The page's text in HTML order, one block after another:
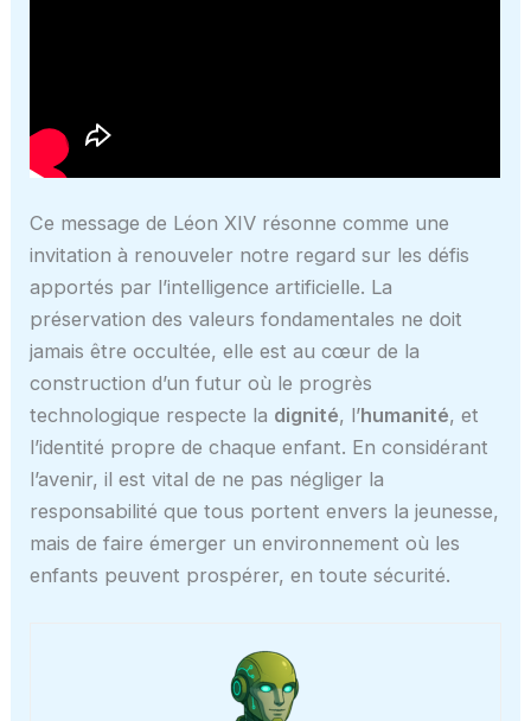
Ce message de Léon XIV résonne comme une
invitation à renouveler notre regard sur les défis
apportés par l’intelligence artificielle. La
préservation des valeurs fondamentales ne doit
jamais être occultée, elle est au cœur de la
construction d’un futur où le progrès
technologique respecte la dignité, l’humanité, et
l’identité propre de chaque enfant. En considérant
l’avenir, il est vital de ne pas négliger la
responsabilité que tous portent envers la jeunesse,
mais de faire émerger un environnement où les
enfants peuvent prospérer, en toute sécurité.